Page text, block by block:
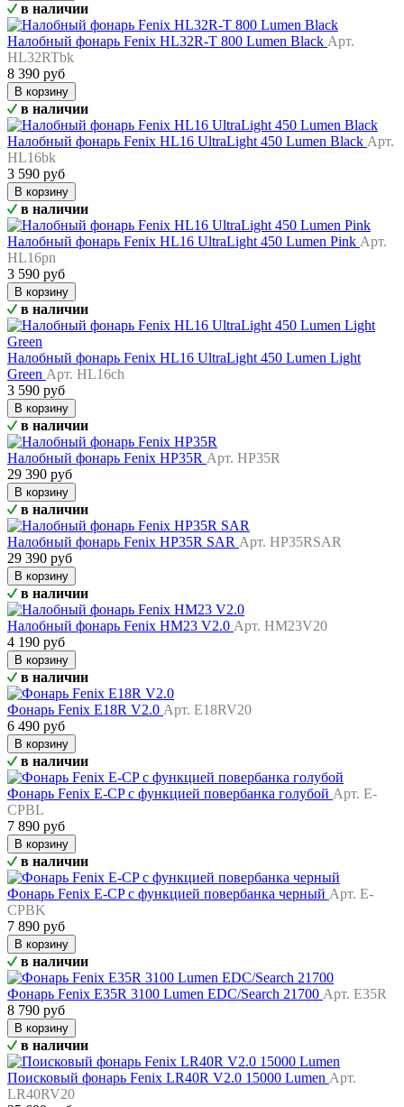
в наличии
Налобный фонарь Fenix HL32R-T 800 Lumen Black Арт.
HL32RTbk
8 390 руб
В корзину
в наличии
Налобный фонарь Fenix HL16 UltraLight 450 Lumen Black Арт.
HL16bk
3 590 руб
В корзину
в наличии
Налобный фонарь Fenix HL16 UltraLight 450 Lumen Pink Арт.
HL16pn
3 590 руб
В корзину
в наличии
Налобный фонарь Fenix HL16 UltraLight 450 Lumen Light
Green Арт. HL16ch
3 590 руб
В корзину
в наличии
Налобный фонарь Fenix HP35R Арт. HP35R
29 390 руб
В корзину
в наличии
Налобный фонарь Fenix HP35R SAR Арт. HP35RSAR
29 390 руб
В корзину
в наличии
Налобный фонарь Fenix HM23 V2.0 Арт. HM23V20
4 190 руб
В корзину
в наличии
Фонарь Fenix E18R V2.0 Арт. E18RV20
6 490 руб
В корзину
в наличии
Фонарь Fenix E-CP с функцией повербанка голубой Арт. E-
CPBL
7 890 руб
В корзину
в наличии
Фонарь Fenix E-CP с функцией повербанка черный Арт. E-
CPBK
7 890 руб
В корзину
в наличии
Фонарь Fenix E35R 3100 Lumen EDC/Search 21700 Арт. E35R
8 790 руб
В корзину
в наличии
Поисковый фонарь Fenix LR40R V2.0 15000 Lumen Арт.
LR40RV20